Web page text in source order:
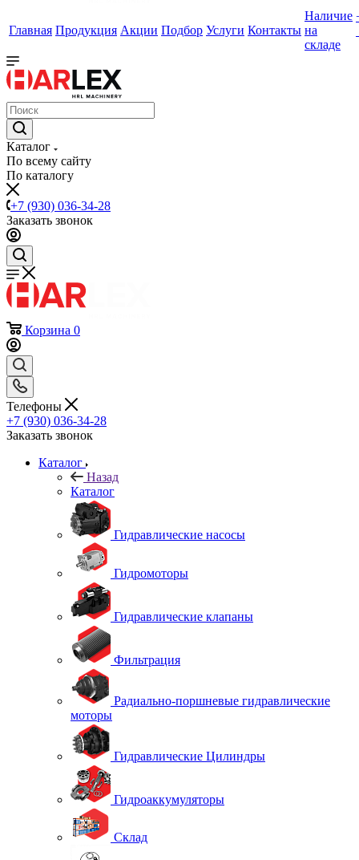
Главная Продукция Акции Подбор Услуги Контакты
Наличие
на
складе
Каталог
По всему сайту
По каталогу
+7 (930) 036-34-28
Заказать звонок
Корзина 0
Телефоны
+7 (930) 036-34-28
Заказать звонок
Каталог
Назад
Каталог
Гидравлические насосы
Гидромоторы
Гидравлические клапаны
Фильтрация
Радиально-поршневые гидравлические
моторы
Гидравлические Цилиндры
Гидроаккумуляторы
Склад